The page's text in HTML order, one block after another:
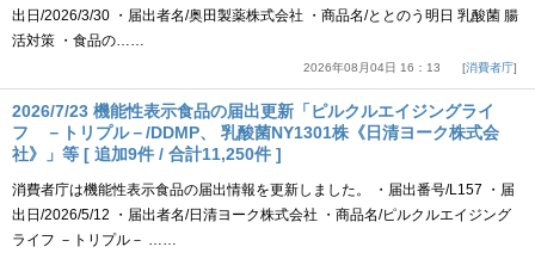
出日/2026/3/30 ・届出者名/奥田製薬株式会社 ・商品名/ととのう明日 乳酸菌 腸
活対策 ・食品の……
2026年08月04日 16：13 消費者庁
2026/7/23 機能性表示食品の届出更新「ピルクルエイジングライ
フ －トリプル－/DDMP、 乳酸菌NY1301株《日清ヨーク株式会
社》」等 [ 追加9件 / 合計11,250件 ]
消費者庁は機能性表示食品の届出情報を更新しました。 ・届出番号/L157 ・届
出日/2026/5/12 ・届出者名/日清ヨーク株式会社 ・商品名/ピルクルエイジング
ライフ －トリプル－ ……